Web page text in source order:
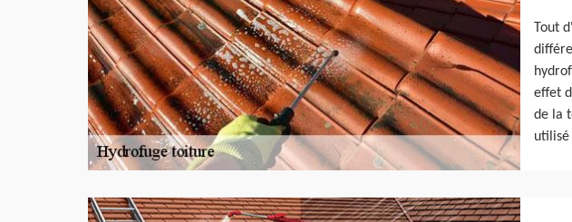
Tout
effet
de la